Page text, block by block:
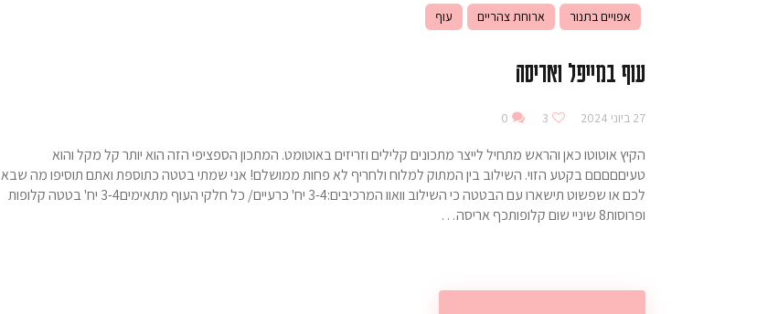
אפויים בתנור ארוחת צהריים עוף
עוף במייפל ואריסה
27 ביוני 2024 3
0
הקיץ אוטוטו כאן והראש מתחיל לייצר מתכונים קלילים וזריזים באוטומט. המתכון הספציפי הזה הוא יותר קל מקל והוא
טעיםםםםם בקטע הזוי. השילוב בין המתוק למלוח ולחריף לא פחות ממושלם! אני שמתי בטטה כתוספת ואתם תוסיפו מה שבא
לכם או שפשוט תישארו עם הבטטה כי השילוב וואוו המרכיבים:3-4 יח' כרעיים/ כל חלקי העוף מתאימים3-4 יח' בטטה קלופות
ופרוסות8 שיניי שום קלופותכף אריסה…